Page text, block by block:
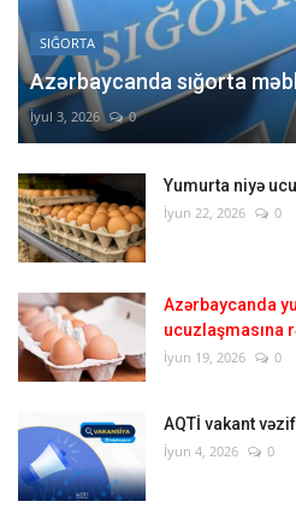
SIĞORTA
Azərbaycanda sığorta
İyul 3, 2026 0
Yumurta niyə
İyun 22, 2026 0
Azərbaycanda
ucuzlaşmasına
İyun 19, 2026 0
AQTİ vakant
İyun 4, 2026 0